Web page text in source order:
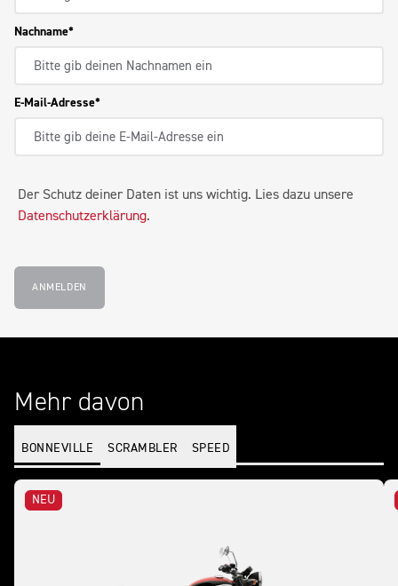
Nachname
E-Mail-Adresse
Der Schutz deiner Daten ist uns wichtig. Lies dazu unsere
Datenschutzerklärung.
ANMELDEN
Mehr davon
BONNEVILLE SCRAMBLER SPEED
NEU